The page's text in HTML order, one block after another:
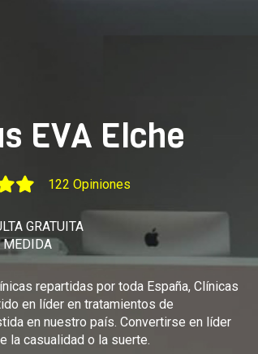
EVA Elche
122 Opiniones
GRATUITA
MEDIDA
repartidas por toda España, Clínicas
en líder en tratamientos de
en nuestro país. Convertirse en líder
la casualidad o la suerte.